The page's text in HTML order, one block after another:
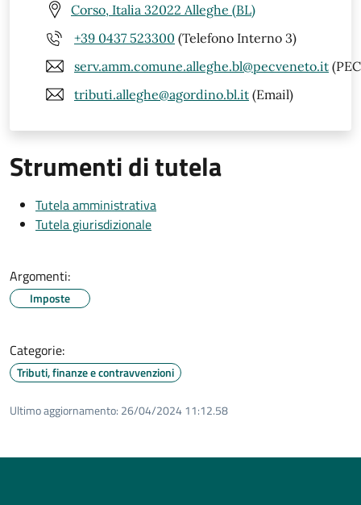
Corso, Italia 32022 Alleghe (BL)
+39 0437 523300 (Telefono Interno 3)
serv.amm.comune.alleghe.bl@pecveneto.it
tributi.alleghe@agordino.bl.it (Email)
Strumenti di tutela
Tutela amministrativa
Tutela giurisdizionale
Argomenti:
Imposte
Categorie:
Tributi, finanze e contravvenzioni
Ultimo aggiornamento: 26/04/2024 11:12.58